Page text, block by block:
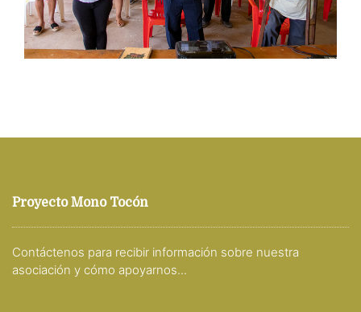
Proyecto Mono Tocón
Contáctenos para recibir información sobre nuestra
asociación y cómo apoyarnos...